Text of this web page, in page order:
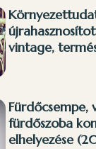
vintage,
Fürdőcsempe,
fürdőszoba
elhelyezése